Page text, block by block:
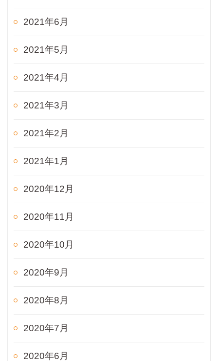
2021年6月
2021年5月
2021年4月
2021年3月
2021年2月
2021年1月
2020年12月
2020年11月
2020年10月
2020年9月
2020年8月
2020年7月
2020年6月